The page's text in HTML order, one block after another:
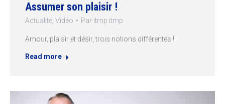
Assumer son plaisir !
Actualité Vidéo Par itmp itmp
Amour, plaisir et désir, trois notions différentes !
Read more